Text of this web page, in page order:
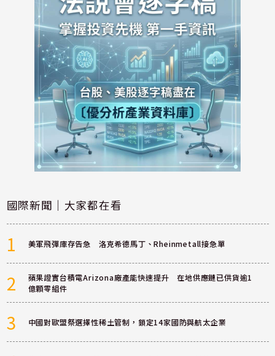
國際新聞｜大家都在看
1 美軍飛彈庫存告急 洛克希德馬丁、Rheinmetall接急單
2
蘋果證實台積電Arizona廠產能快速提升 在地供應鏈已供貨逾1
億顆零組件
3 中國對歐盟祭選擇性稀土管制，鎖定14家國防與航太企業